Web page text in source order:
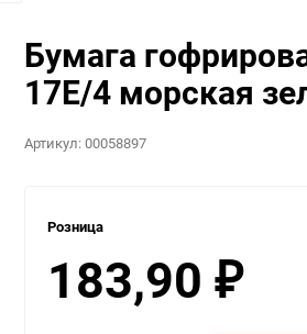
Бумага
17Е/4 морская
Артикул:00058897
Розница
183,90 ₽